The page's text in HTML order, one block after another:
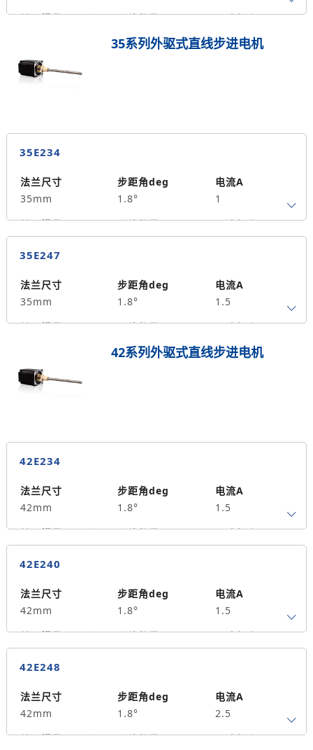
转子惯量g.cm²
引线数量
51
马达长度mm
0.18
保持力矩N.m
17
35系列外驱式直线步进电机
35E234
法兰尺寸
35mm
步距角deg
1.8°
电流A
1
转子惯量g.cm²
4
引线数量
34
马达长度mm
0.14
20
35E247
法兰尺寸
35mm
步距角deg
1.8°
电流A
1.5
转子惯量g.cm²
引线数量
47
马达长度mm
0.35
保持力矩N.m
30
42系列外驱式直线步进电机
42E234
法兰尺寸
42mm
步距角deg
1.8°
电流A
1.5
转子惯量g.cm²
4
引线数量
34
马达长度mm
0.25
35
42E240
法兰尺寸
42mm
步距角deg
1.8°
电流A
1.5
转子惯量g.cm²
4
引线数量
40
马达长度mm
0.4
55
42E248
法兰尺寸
42mm
步距角deg
1.8°
电流A
2.5
转子惯量g.cm²
引线数量
马达长度mm